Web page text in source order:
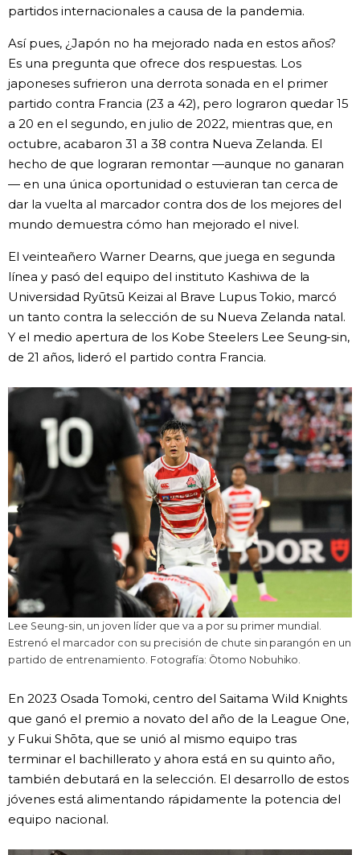
partidos internacionales a causa de la pandemia.
Así pues, ¿Japón no ha mejorado nada en estos años?
Es una pregunta que ofrece dos respuestas. Los
japoneses sufrieron una derrota sonada en el primer
partido contra Francia (23 a 42), pero lograron quedar 15
a 20 en el segundo, en julio de 2022, mientras que, en
octubre, acabaron 31 a 38 contra Nueva Zelanda. El
hecho de que lograran remontar —aunque no ganaran
— en una única oportunidad o estuvieran tan cerca de
dar la vuelta al marcador contra dos de los mejores del
mundo demuestra cómo han mejorado el nivel.
El veinteañero Warner Dearns, que juega en segunda
línea y pasó del equipo del instituto Kashiwa de la
Universidad Ryūtsū Keizai al Brave Lupus Tokio, marcó
un tanto contra la selección de su Nueva Zelanda natal.
Y el medio apertura de los Kobe Steelers Lee Seung-sin,
de 21 años, lideró el partido contra Francia.
Lee Seung-sin, un joven líder que va a por su primer mundial.
Estrenó el marcador con su precisión de chute sin parangón en un
partido de entrenamiento. Fotografía: Ōtomo Nobuhiko.
En 2023 Osada Tomoki, centro del Saitama Wild Knights
que ganó el premio a novato del año de la League One,
y Fukui Shōta, que se unió al mismo equipo tras
terminar el bachillerato y ahora está en su quinto año,
también debutará en la selección. El desarrollo de estos
jóvenes está alimentando rápidamente la potencia del
equipo nacional.